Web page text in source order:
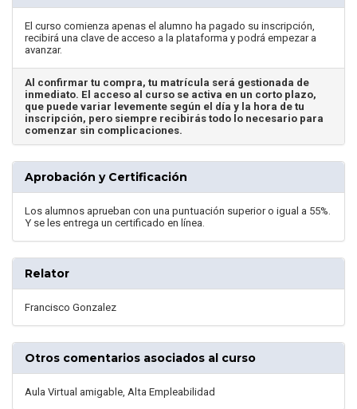
El curso comienza apenas el alumno ha pagado su inscripción,
recibirá una clave de acceso a la plataforma y podrá empezar a
avanzar.
Al confirmar tu compra, tu matrícula será gestionada de
inmediato. El acceso al curso se activa en un corto plazo,
que puede variar levemente según el día y la hora de tu
inscripción, pero siempre recibirás todo lo necesario para
comenzar sin complicaciones.
Aprobación y Certificación
Los alumnos aprueban con una puntuación superior o igual a 55%.
Y se les entrega un certificado en línea.
Relator
Francisco Gonzalez
Otros comentarios asociados al curso
Aula Virtual amigable, Alta Empleabilidad